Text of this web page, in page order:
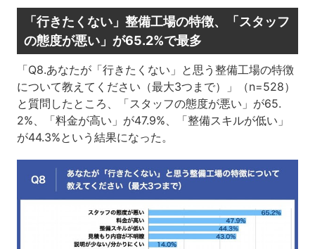
「行きたくない」整備工場の特徴、「スタッフ
の態度が悪い」が65.2%で最多
「Q8.あなたが「行きたくない」と思う整備工場の特徴
について教えてください（最大3つまで）」（n=528）
と質問したところ、「スタッフの態度が悪い」が65.
2%、「料金が高い」が47.9%、「整備スキルが低い」
が44.3%という結果になった。